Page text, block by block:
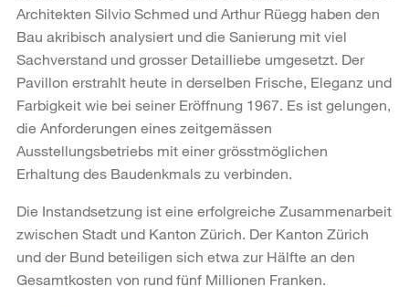
Architekten Silvio Schmed und Arthur Rüegg haben den
Bau akribisch analysiert und die Sanierung mit viel
Sachverstand und grosser Detailliebe umgesetzt. Der
Pavillon erstrahlt heute in derselben Frische, Eleganz und
Farbigkeit wie bei seiner Eröffnung 1967. Es ist gelungen,
die Anforderungen eines zeitgemässen
Ausstellungsbetriebs mit einer grösstmöglichen
Erhaltung des Baudenkmals zu verbinden.
Die Instandsetzung ist eine erfolgreiche Zusammenarbeit
zwischen Stadt und Kanton Zürich. Der Kanton Zürich
und der Bund beteiligen sich etwa zur Hälfte an den
Gesamtkosten von rund fünf Millionen Franken.